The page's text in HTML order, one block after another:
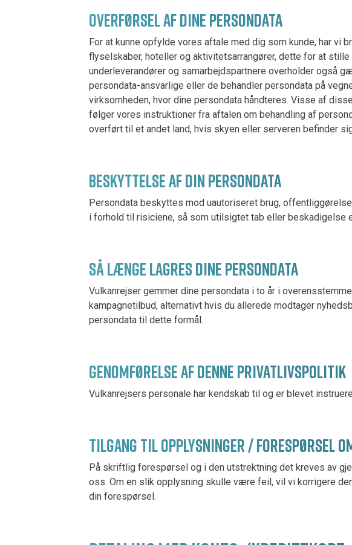
OVERFØRSEL AF DINE PERSONDATA
For at kunne opfylde vores aftale med dig som kunde, har vi
flyselskaber, hoteller og aktivitetsarrangører, dette for at
underleverandører og samarbejdspartnere overholder også
persondata-ansvarlige eller de behandler persondata på
virksomheden, hvor dine persondata håndteres. Visse af
følger vores instruktioner fra aftalen om behandling af
overført til et andet land, hvis skyen eller serveren befinder
BESKYTTELSE AF DIN PERSONDATA
Persondata beskyttes mod uautoriseret brug,
i forhold til risiciene, så som utilsigtet tab eller beskadigelse
SÅ LÆNGE LAGRES DINE PERSONDATA
Vulkanrejser gemmer dine persondata i to år i
kampagnetilbud, alternativt hvis du allerede modtager
persondata til dette formål.
GENOMFØRELSE AF DENNE PRIVATLIVSPOLITIK
Vulkanrejsers personale har kendskab til og er blevet
TILGANG TIL OPPLYSNINGER / FORESPØRSEL
På skriftlig forespørsel og i den utstrektning det kreves av
oss. Om en slik opplysning skulle være feil, vil vi korrigere
din forespørsel.